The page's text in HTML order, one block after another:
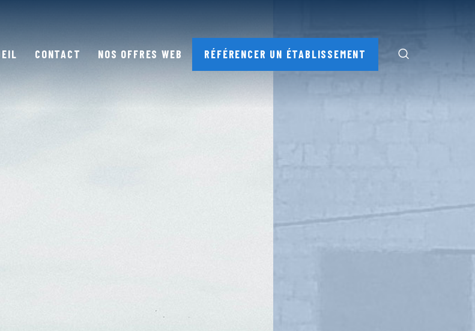
CONTACT NOS OFFRES WEB RÉFÉRENCER UN ÉTABLISSEMENT